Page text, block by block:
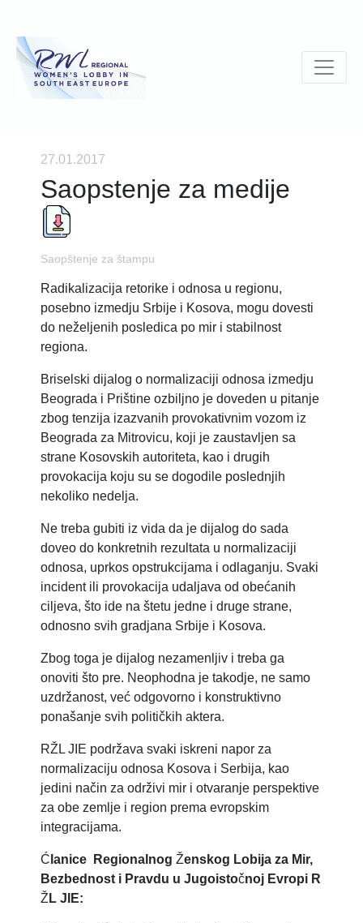
27.01.2017
Saopstenje za medije
Saopštenje za štampu
Radikalizacija retorike i odnosa u regionu,
posebno izmedju Srbije i Kosova, mogu dovesti
do neželjenih posledica po mir i stabilnost
regiona.
Briselski dijalog o normalizaciji odnosa izmedju
Beograda i Prištine ozbiljno je doveden u pitanje
zbog tenzija izazvanih provokativnim vozom iz
Beograda za Mitrovicu, koji je zaustavljen sa
strane Kosovskih autoriteta, kao i drugih
provokacija koju su se dogodile poslednjih
nekoliko nedelja.
Ne treba gubiti iz vida da je dijalog do sada
doveo do konkretnih rezultata u normalizaciji
odnosa, uprkos opstrukcijama i odlaganju. Svaki
incident ili provokacija udaljava od obećanih
ciljeva, što ide na štetu jedne i druge strane,
odnosno svih gradjana Srbije i Kosova.
Zbog toga je dijalog nezamenljiv i treba ga
onoviti što pre. Neophodna je takodje, ne samo
uzdržanost, već odgovorno i konstruktivno
ponašanje svih političkih aktera.
RŽL JIE podržava svaki iskreni napor za
normalizaciju odnosa Kosova i Serbija, kao
jedini način za održivi mir i otvaranje perspektive
za obe zemlje i region prema evropskim
integracijama.
Ć lanice Regionalnog Ženskog Lobija za Mir,
Bezbednost i Pravdu u Jugoistočnoj Evropi R
Ž L JIE: